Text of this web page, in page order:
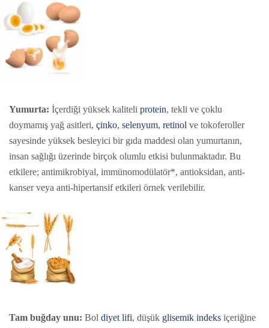
Yumurta: İçerdiği yüksek kaliteli protein, tekli ve çoklu
doymamış yağ asitleri, çinko, selenyum, retinol ve tokoferoller
sayesinde yüksek besleyici bir gıda maddesi olan yumurtanın,
insan sağlığı üzerinde birçok olumlu etkisi bulunmaktadır. Bu
etkilere; antimikrobiyal, immünomodülatör*, antioksidan, anti-
kanser veya anti-hipertansif etkileri örnek verilebilir.
Tam buğday unu: Bol diyet lifi, düşük glisemik indeks içeriğine